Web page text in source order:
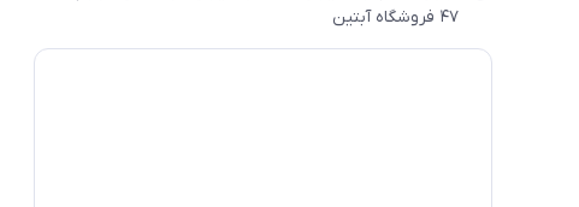
۴۷ فروشگاه آبتین